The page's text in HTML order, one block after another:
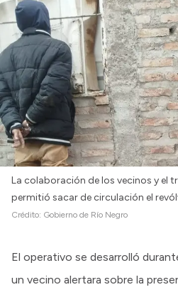
Login
La colaboración de los vecinos y el
permitió sacar de circulación el
Crédito: Gobierno de Río Negro
El operativo se desarrolló
un vecino alertara sobre la